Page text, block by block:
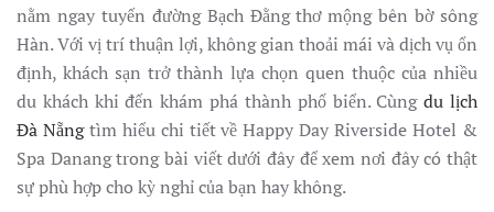
nằm ngay tuyến đường Bạch Đằng thơ mộng bên bờ sông
Hàn. Với vị trí thuận lợi, không gian thoải mái và dịch vụ ổn
định, khách sạn trở thành lựa chọn quen thuộc của nhiều
du khách khi đến khám phá thành phố biển. Cùngdu lịch
Đà Nẵngtìm hiểu chi tiết về Happy Day Riverside Hotel &
Spa Danang trong bài viết dưới đây để xem nơi đây có thật
sự phù hợp cho kỳ nghỉ của bạn hay không.